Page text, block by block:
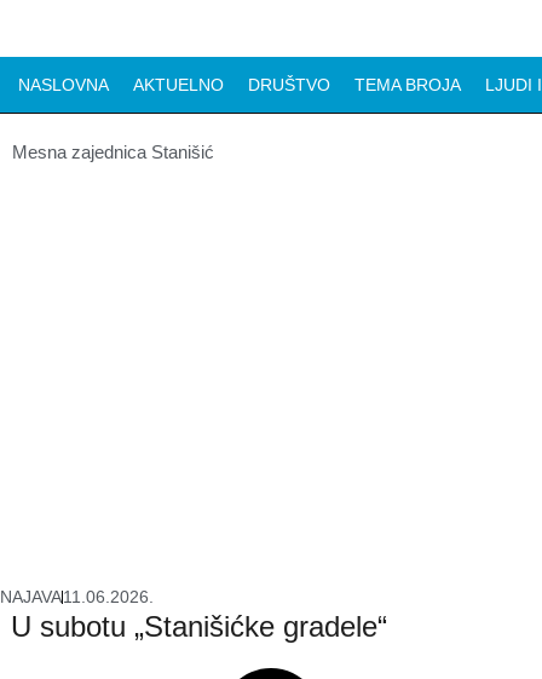
NASLOVNA AKTUELNO DRUŠTVO TEMA BROJA LJUDI
Mesna zajednica Stanišić
NAJAVA11.06.2026.
U subotu „Stanišićke gradele“